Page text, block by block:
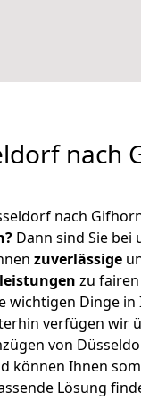
nach
nach
Dann sind Sie bei
zuverlässige
zu
wichtigen Dinge
verfügen wir
von
können Ihnen
Lösung